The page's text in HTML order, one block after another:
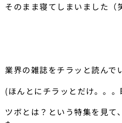
そのまま寝てしまいました（
業界の雑誌をチラッと読んで
(ほんとにチラッとだけ。。
ツボとは？という特集を見て